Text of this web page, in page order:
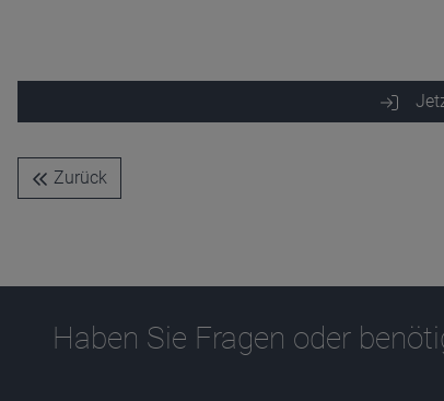
Zurück
Haben Sie Fragen oder